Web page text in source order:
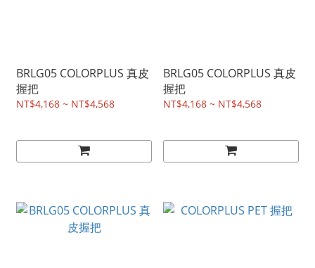
BRLG05 COLORPLUS 真皮
握把
NT$4,168 ~ NT$4,568
BRLG05 COLORPLUS 真皮
握把
NT$4,168 ~ NT$4,568